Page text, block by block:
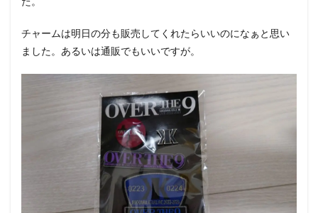
チャームは明日の分も販売してくれたらいいのになぁと思い
ました。あるいは通販でもいいですが。